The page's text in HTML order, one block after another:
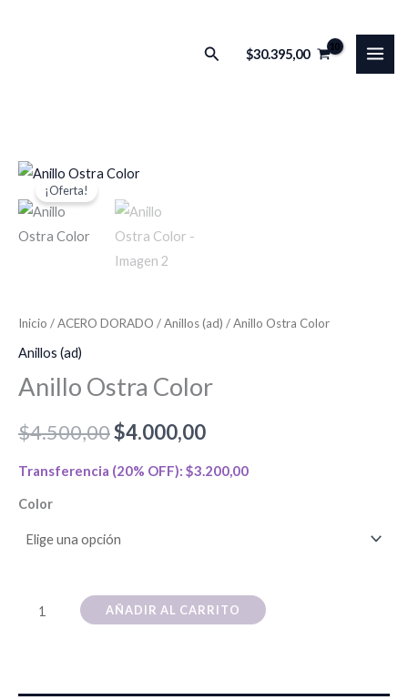
Buscar
$30.395,00
¡Oferta!
Inicio /ACERO DORADO /Anillos (ad) / Anillo Ostra Color
Anillos (ad)
Anillo Ostra Color
$4.500,00
El
precio
original
$4.500,00.
$4.000,00
$4.000,00.
Transferencia (20% OFF): $3.200,00
Color
Anillo
Ostra
Color
cantidad
AÑADIR AL CARRITO